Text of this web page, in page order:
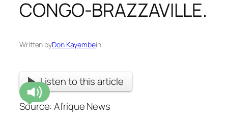
CONGO-BRAZZAVILLE.
Written byDon Kayembein
Listen to this article
Source: Afrique News